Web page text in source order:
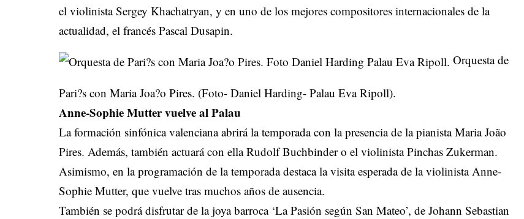
el violinista Sergey Khachatryan, y en uno de los mejores compositores internacionales de la
actualidad, el francés Pascal Dusapin.
Orquesta de
Pari?s con Maria Joa?o Pires. (Foto- Daniel Harding- Palau Eva Ripoll).
Anne-Sophie Mutter vuelve al Palau
La formación sinfónica valenciana abrirá la temporada con la presencia de la pianista Maria João
Pires. Además, también actuará con ella Rudolf Buchbinder o el violinista Pinchas Zukerman.
Asimismo, en la programación de la temporada destaca la visita esperada de la violinista Anne-
Sophie Mutter, que vuelve tras muchos años de ausencia.
También se podrá disfrutar de la joya barroca ‘La Pasión según San Mateo’, de Johann Sebastian